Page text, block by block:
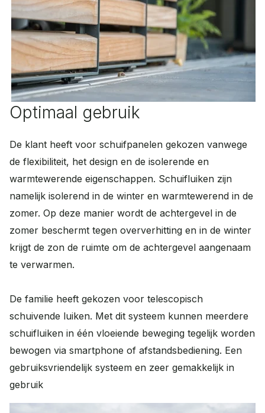
Optimaal gebruik
De klant heeft voor schuifpanelen gekozen vanwege
de flexibiliteit, het design en de isolerende en
warmtewerende eigenschappen. Schuifluiken zijn
namelijk isolerend in de winter en warmtewerend in de
zomer. Op deze manier wordt de achtergevel in de
zomer beschermt tegen oververhitting en in de winter
krijgt de zon de ruimte om de achtergevel aangenaam
te verwarmen.
De familie heeft gekozen voor telescopisch
schuivende luiken. Met dit systeem kunnen meerdere
schuifluiken in één vloeiende beweging tegelijk worden
bewogen via smartphone of afstandsbediening. Een
gebruiksvriendelijk systeem en zeer gemakkelijk in
gebruik